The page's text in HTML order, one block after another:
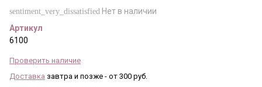
sentiment_very_dissatisfied Нет в наличии
Артикул
6100
Проверить наличие
Доставка завтра и позже - от 300 руб.